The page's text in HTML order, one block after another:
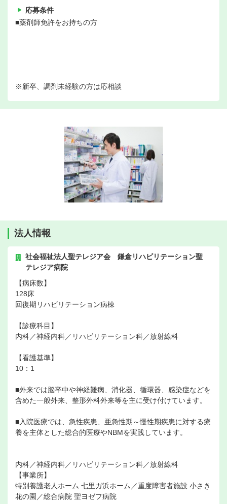
応募条件
■薬剤師免許をお持ちの方
※新卒、調剤未経験の方は応相談
法人情報
社会福祉法人聖テレジア会 鎌倉リハビリテーション聖
テレジア病院
【病床数】
128床
回復期リハビリテーション病棟
【診療科目】
内科／神経内科／リハビリテーション科／放射線科
【看護基準】
10：1
■外来では脳卒中や神経難病、消化器、循環器、感染症などを
含めた一般外来、整形外科外来等を主に受け付けています。
■入院医療では、急性疾患、亜急性期～慢性期疾患に対する療
養を主体とした総合的医療やNBMを実践しています。
内科／神経内科／リハビリテーション科／放射線科
【事業所】
特別養護老人ホーム 七里ガ浜ホーム／重度障害者施設 小さき
花の園／総合病院 聖ヨゼフ病院